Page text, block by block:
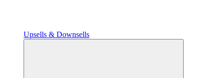
Upsells & Downsells